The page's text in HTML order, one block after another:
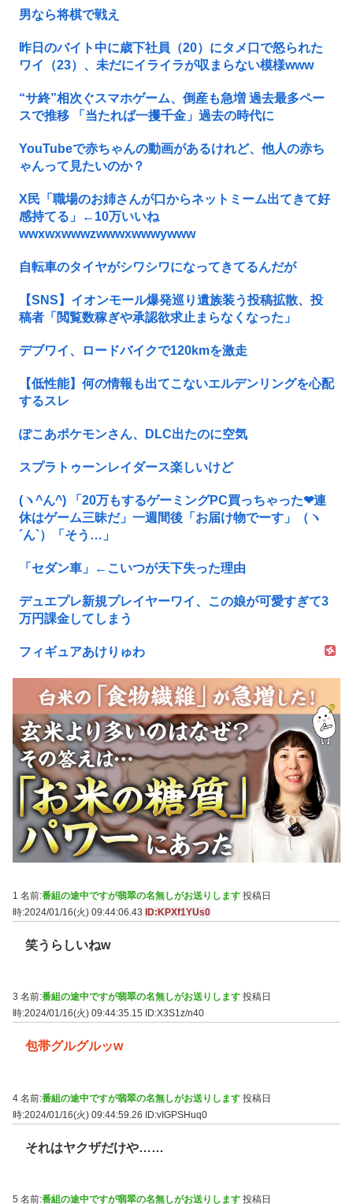
男なら将棋で戦え
昨日のバイト中に歳下社員（20）にタメ口で怒られた
ワイ（23）、未だにイライラが収まらない模様www
“サ終”相次ぐスマホゲーム、倒産も急増 過去最多ペー
スで推移 「当たれば一攫千金」過去の時代に
YouTubeで赤ちゃんの動画があるけれど、他人の赤ち
ゃんって見たいのか？
X民「職場のお姉さんが口からネットミーム出てきて好
感持てる」←10万いいね
wwxwxwwwzwwwxwwwywww
自転車のタイヤがシワシワになってきてるんだが
【SNS】イオンモール爆発巡り遺族装う投稿拡散、投
稿者「閲覧数稼ぎや承認欲求止まらなくなった」
デブワイ、ロードバイクで120kmを激走
【低性能】何の情報も出てこないエルデンリングを心配
するスレ
ぽこあポケモンさん、DLC出たのに空気
スプラトゥーンレイダース楽しいけど
(ヽ^ん^) 「20万もするゲーミングPC買っちゃった❤連
休はゲーム三昧だ」一週間後「お届け物でーす」（ヽ
´ん`）「そう…」
「セダン車」←こいつが天下失った理由
デュエプレ新規プレイヤーワイ、この娘が可愛すぎて3
万円課金してしまう
フィギュアあけりゅわ
1 名前:番組の途中ですが翡翠の名無しがお送りします 投稿日
時:2024/01/16(火) 09:44:06.43 ID:KPXf1YUs0
笑うらしいねw
3 名前:番組の途中ですが翡翠の名無しがお送りします 投稿日
時:2024/01/16(火) 09:44:35.15
ID:X3S1z/n40
包帯グルグルッw
4 名前:番組の途中ですが翡翠の名無しがお送りします 投稿日
時:2024/01/16(火) 09:44:59.26 ID:vIGPSHuq0
それはヤクザだけや……
5 名前:番組の途中ですが翡翠の名無しがお送りします 投稿日